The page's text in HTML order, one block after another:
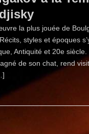
la plus jouée de
styles et époques
Antiquité et 20e
de son chat, rend